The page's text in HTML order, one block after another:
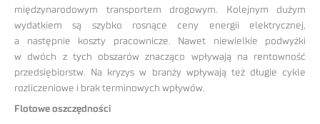
międzynarodowym transportem drogowym. Kolejnym dużym
wydatkiem są szybko rosnące ceny energii elektrycznej,
a następnie koszty pracownicze. Nawet niewielkie podwyżki
w dwóch z tych obszarów znacząco wpływają na rentowność
przedsiębiorstw. Na kryzys w branży wpływają też długie cykle
rozliczeniowe i brak terminowych wpływów.
Flotowe oszczędności